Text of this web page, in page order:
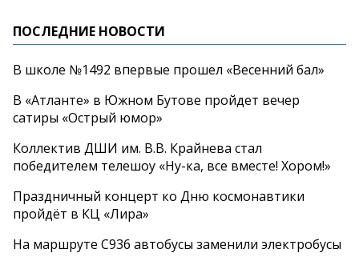
ПОСЛЕДНИЕ НОВОСТИ
В школе №1492 впервые прошел «Весенний бал»
В «Атланте» в Южном Бутове пройдет вечер
сатиры «Острый юмор»
Коллектив ДШИ им. В.В. Крайнева стал
победителем телешоу «Ну-ка, все вместе! Хором!»
Праздничный концерт ко Дню космонавтики
пройдёт в КЦ «Лира»
На маршруте С936 автобусы заменили электробусы